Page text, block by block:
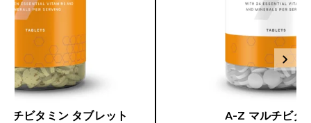
チビタミン タブレット A-Z マルチビタ